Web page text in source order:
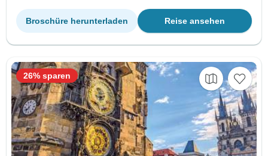
Reise ansehen
Broschüre herunterladen
26% sparen